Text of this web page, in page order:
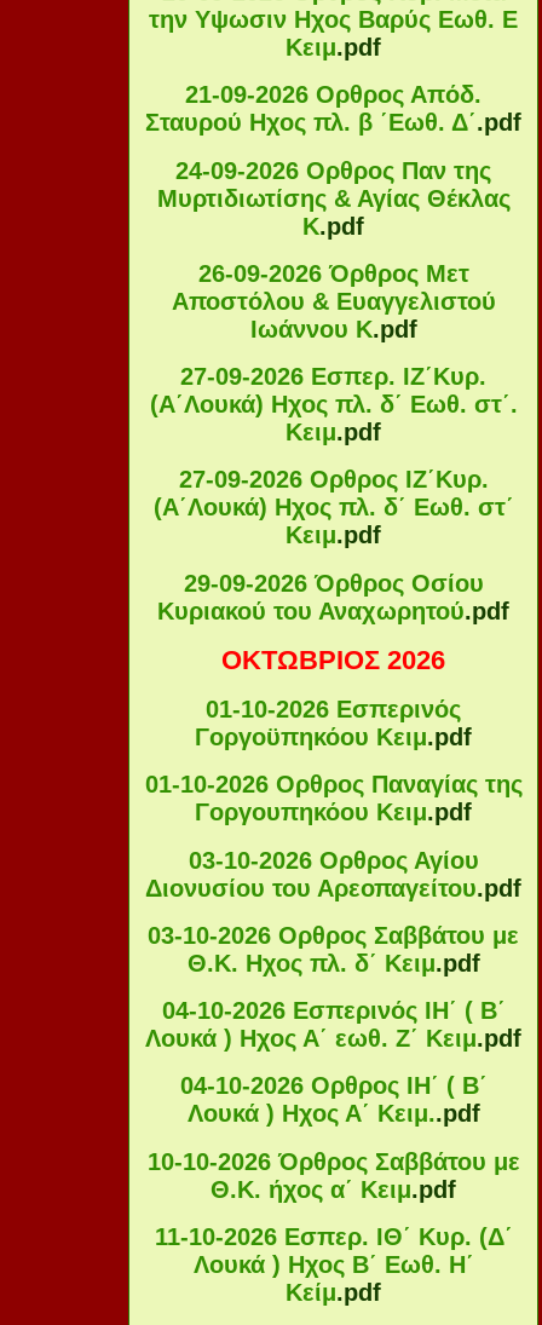
την Υψωσιν Ηχος Βαρύς Εωθ. Ε
Κειμ.pdf
21-09-2026 Ορθρος Απόδ.
Σταυρού Ηχος πλ. β ΄Εωθ. Δ΄.pdf
24-09-2026 Ορθρος Παν της
Μυρτιδιωτίσης & Αγίας Θέκλας
Κ.pdf
26-09-2026 Όρθρος Μετ
Αποστόλου & Ευαγγελιστού
Ιωάννου Κ.pdf
27-09-2026 Εσπερ. ΙΖ΄Κυρ.
(Α΄Λουκά) Ηχος πλ. δ΄ Εωθ. στ΄.
Κειμ.pdf
27-09-2026 Ορθρος ΙΖ΄Κυρ.
(Α΄Λουκά) Ηχος πλ. δ΄ Εωθ. στ΄
Κειμ.pdf
29-09-2026 Όρθρος Οσίου
Κυριακού του Αναχωρητού.pdf
ΟΚΤΩΒΡΙΟΣ 2026
01-10-2026 Εσπερινός
Γοργοϋπηκόου Κειμ.pdf
01-10-2026 Ορθρος Παναγίας της
Γοργουπηκόου Κειμ.pdf
03-10-2026 Ορθρος Αγίου
Διονυσίου του Αρεοπαγείτου.pdf
03-10-2026 Ορθρος Σαββάτου με
Θ.Κ. Ηχος πλ. δ΄ Κειμ.pdf
04-10-2026 Εσπερινός ΙΗ΄ ( Β΄
Λουκά ) Ηχος Α΄ εωθ. Ζ΄ Κειμ.pdf
04-10-2026 Ορθρος ΙΗ΄ ( Β΄
Λουκά ) Ηχος Α΄ Κειμ..pdf
10-10-2026 Όρθρος Σαββάτου με
Θ.Κ. ήχος α΄ Κειμ.pdf
11-10-2026 Εσπερ. ΙΘ΄ Κυρ. (Δ΄
Λουκά ) Ηχος Β΄ Εωθ. Η΄
Κείμ.pdf